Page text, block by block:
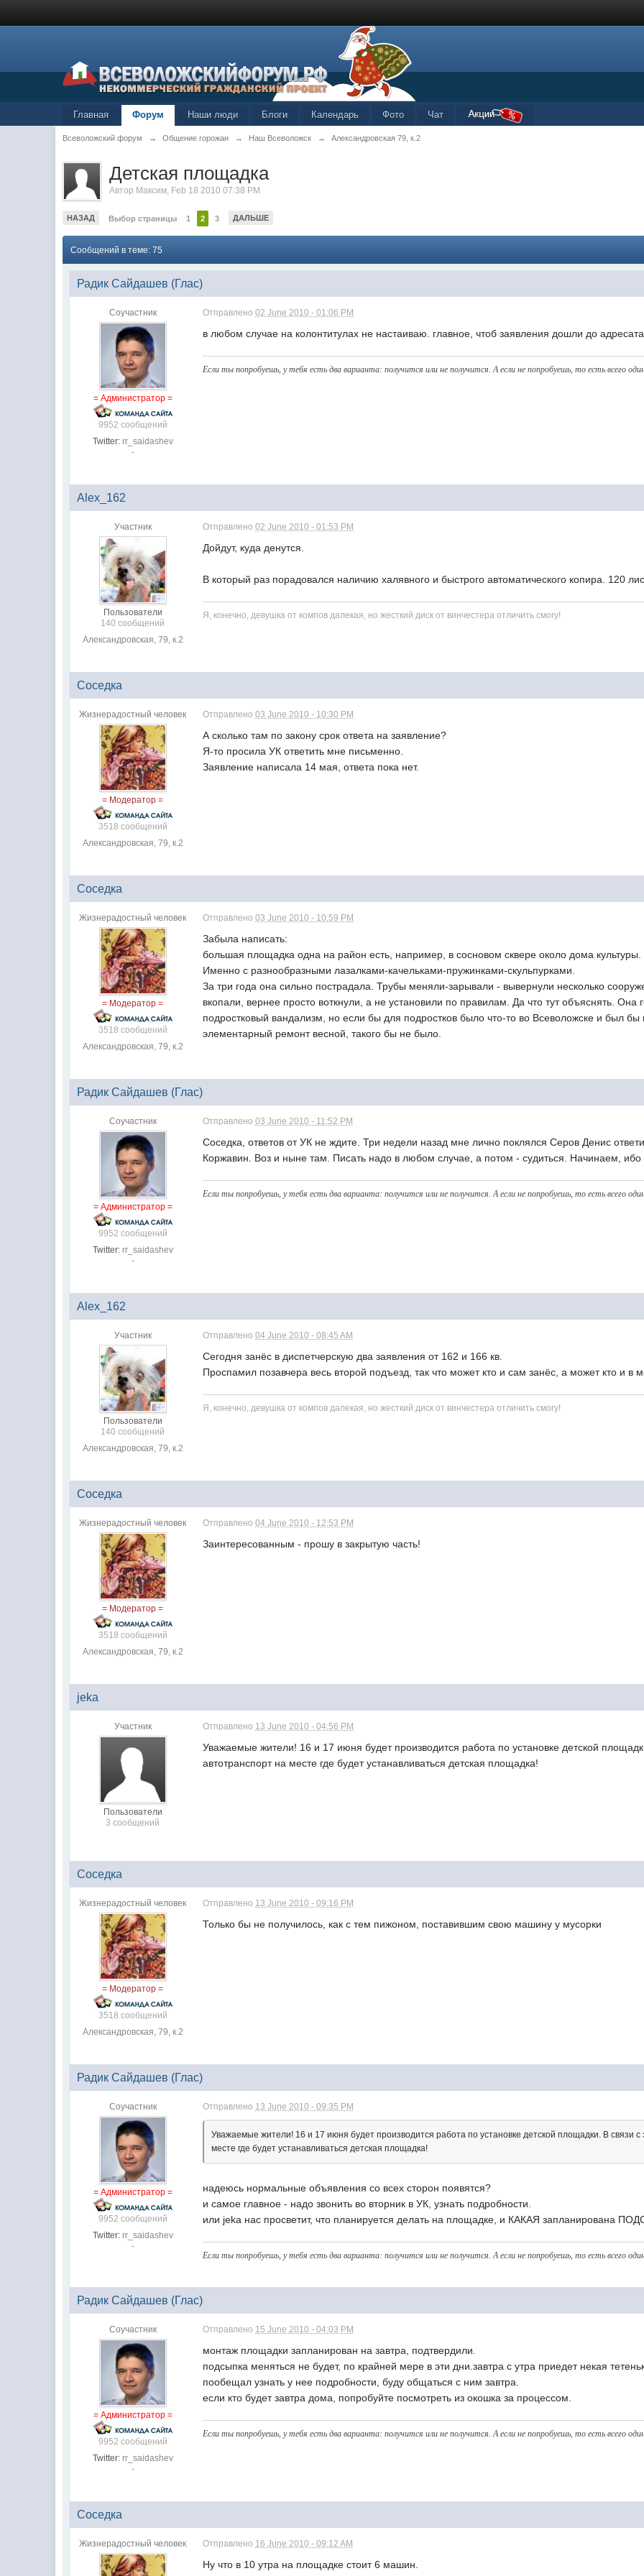
Главная Форум Наши люди Блоги Календарь Фото Чат
Всеволожский форум → Общение горожан → Наш Всеволожск → Александровская 79, к.2
Детская площадка
Автор Максим, Feb 18 2010 07:38 PM
НАЗАД Выбор страницы 1 2 3 ДАЛЬШЕ
Сообщений в теме: 75
Радик Сайдашев (Глас)
Соучастник
= Администратор =
9952 сообщений
Twitter: rr_saidashev
-
Отправлено02 June 2010 - 01:06 PM
в любом случае на колонтитулах не настаиваю. главное, чтоб заявления дошли до адресата.
Если ты попробуешь, у тeбя есть два варианта: получитcя или не получится. А eсли не попробуешь, то eсть всего
Alex_162
Участник
Пользователи
140 сообщений
Александровская, 79, к.2
Отправлено02 June 2010 - 01:53 PM
Дойдут, куда денутся.
В который раз порадовался наличию халявного и быстрого автоматического копира. 120
Я, конечно, девушка от компов далекая, но жесткий диск от винчестера отличить смогу!
Соседка
Жизнерадостный человек
= Модератор =
3518 сообщений
Александровская, 79, к.2
Отправлено03 June 2010 - 10:30 PM
А сколько там по закону срок ответа на заявление?
Я-то просила УК ответить мне письменно.
Заявление написала 14 мая, ответа пока нет.
Соседка
Жизнерадостный человек
= Модератор =
3518 сообщений
Александровская, 79, к.2
Отправлено03 June 2010 - 10:59 PM
Забыла написать:
большая площадка одна на район есть, например, в сосновом сквере около дома культуры.
Именно с разнообразными лазалками-качельками-пружинками-скульпурками.
За три года она сильно пострадала. Трубы меняли-зарывали - вывернули несколько
вкопали, вернее просто воткнули, а не установили по правилам. Да что тут объяснять. Она
подростковый вандализм, но если бы для подростков было что-то во Всеволожске и был
элементарный ремонт весной, такого бы не было.
Радик Сайдашев (Глас)
Соучастник
= Администратор =
9952 сообщений
Twitter: rr_saidashev
-
Отправлено03 June 2010 - 11:52 PM
Соседка, ответов от УК не ждите. Три недели назад мне лично поклялся Серов Денис
Коржавин. Воз и ныне там. Писать надо в любом случае, а потом - судиться. Начинаем, ибо
Если ты попробуешь, у тeбя есть два варианта: получитcя или не получится. А eсли не попробуешь, то eсть всего
Alex_162
Участник
Пользователи
140 сообщений
Александровская, 79, к.2
Отправлено04 June 2010 - 08:45 AM
Сегодня занёс в диспетчерскую два заявления от 162 и 166 кв.
Проспамил позавчера весь второй подъезд, так что может кто и сам занёс, а может кто и в
Я, конечно, девушка от компов далекая, но жесткий диск от винчестера отличить смогу!
Соседка
Жизнерадостный человек
= Модератор =
3518 сообщений
Александровская, 79, к.2
Отправлено04 June 2010 - 12:53 PM
Заинтересованным - прошу в закрытую часть!
jeka
Участник
Пользователи
3 сообщений
Отправлено 13 June 2010 - 04:56 PM
Уважаемые жители! 16 и 17 июня будет производится работа по установке детской
автотранспорт на месте где будет устанавливаться детская площадка!
Соседка
Жизнерадостный человек
= Модератор =
3518 сообщений
Александровская, 79, к.2
Отправлено 13 June 2010 - 09:16 PM
Только бы не получилось, как с тем пижоном, поставившим свою машину у мусорки
Радик Сайдашев (Глас)
Соучастник
= Администратор =
9952 сообщений
Twitter: rr_saidashev
-
Отправлено 13 June 2010 - 09:35 PM
Уважаемые жители! 16 и 17 июня будет производится работа по установке детской площадки. В связи
месте где будет устанавливаться детская площадка!
надеюсь нормальные объявления со всех сторон появятся?
и самое главное - надо звонить во вторник в УК, узнать подробности.
или jeka нас просветит, что планируется делать на площадке, и КАКАЯ запланирована
Если ты попробуешь, у тeбя есть два варианта: получитcя или не получится. А eсли не попробуешь, то eсть всего
Радик Сайдашев (Глас)
Соучастник
= Администратор =
9952 сообщений
Twitter: rr_saidashev
-
Отправлено 15 June 2010 - 04:03 PM
монтаж площадки запланирован на завтра, подтвердили.
подсыпка меняться не будет, по крайней мере в эти дни.завтра с утра приедет некая
пообещал узнать у нее подробности, буду общаться с ним завтра.
если кто будет завтра дома, попробуйте посмотреть из окошка за процессом.
Если ты попробуешь, у тeбя есть два варианта: получитcя или не получится. А eсли не попробуешь, то eсть всего
Соседка
Жизнерадостный человек Отправлено 16 June 2010 - 09:12 AM
Ну что в 10 утра на площадке стоит 6 машин.